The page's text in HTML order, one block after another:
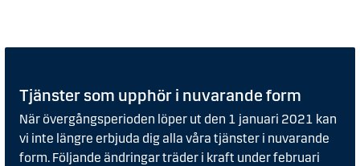
Tjänster som upphör i nuvarande form
När övergångsperioden löper ut den 1 januari 2021 kan
vi inte längre erbjuda dig alla våra tjänster i nuvarande
form. Följande ändringar träder i kraft under februari